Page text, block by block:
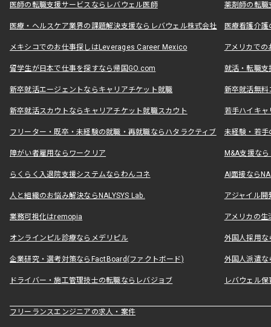
医師の転職支援サービスならレバウェル医師 薬剤師の転
医療・ヘルスケア業界の課題解決支援ならレバウェル株式会社 医療看護介
メキシコでのお仕事探しはLeverages Career Mexico アメリカで
留学生が日本で仕事を探すなら帰国GO.com 就活・転職
新卒就活エージェントならキャリアチケット就職 新卒就活無料
新卒就活スカウトならキャリアチケット就職スカウト 若手ハイキ
フリーター・既卒・未経験の就職・再就職ならハタラクティブ 未経験・若手
障がい者雇用ならワークリア M&A支援な
らくらく入退院支援システムならわんコネ AI面接なら
人と組織のお悩み解決ならNALYSYS Lab. アジャイル
業務可視化はremopia アメリカの
オンラインピル診療ならメデリピル 外国人採用
企業研究・選考対策ならFactBoard(ファクトボード) 外国人派遣な
ドライバー・施工管理技士の転職ならレバジョブ レバウェル
フリーランスエンジニアの求人・案件